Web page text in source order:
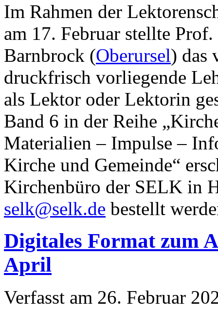
Im Rahmen der
am 17. Februar stellte
Barnbrock (Oberursel) das
druckfrisch vorliegende
als Lektor oder Lektorin
Band 6 in der Reihe
Materialien – Impulse –
Kirche und Gemeinde“
Kirchenbüro der SELK in
selk@selk.de bestellt
Digitales Format zum
April
Verfasst am 26. Februar